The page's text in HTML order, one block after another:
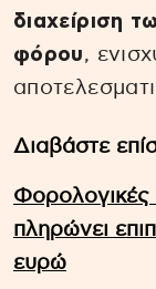
διαχείριση
φόρου,
Διαβάστε
Φορολογικές
πληρώνει
ευρώ